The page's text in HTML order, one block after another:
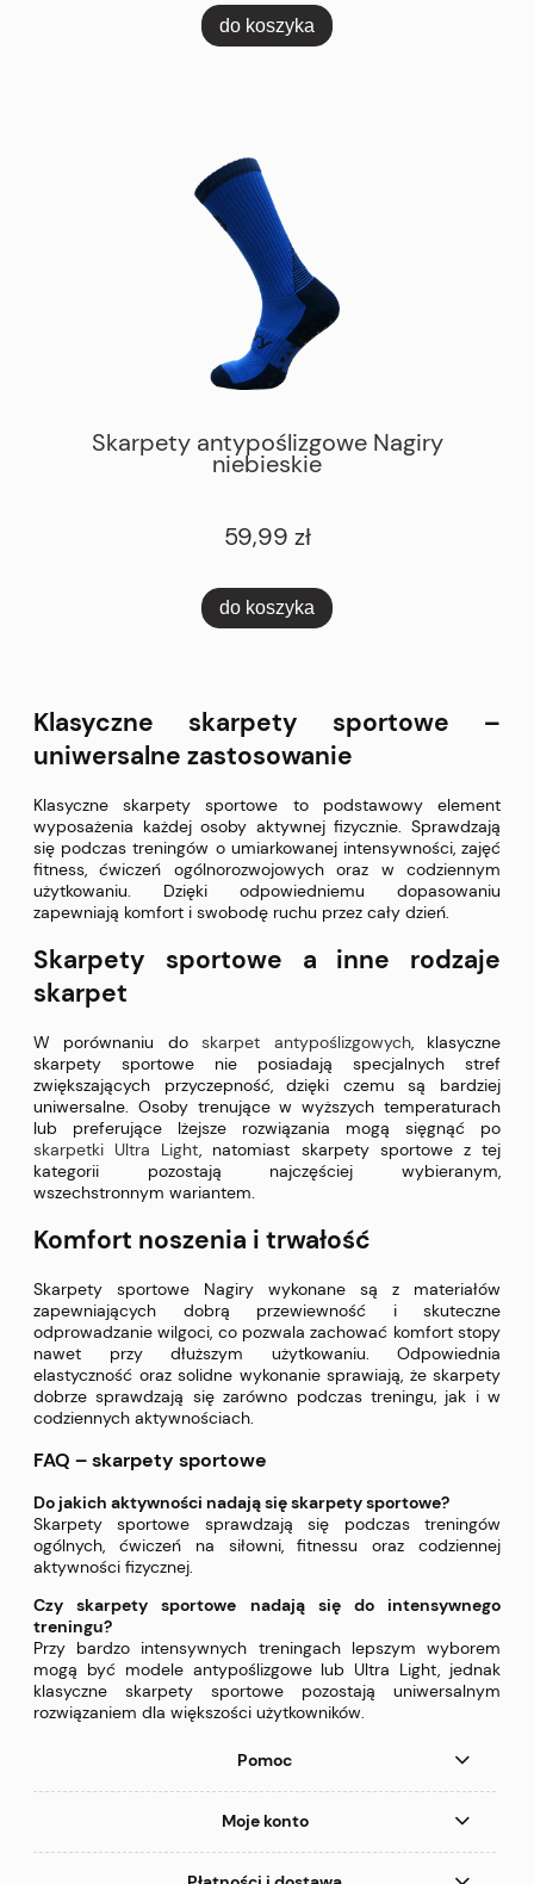
do koszyka
Skarpety antypoślizgowe Nagiry
niebieskie
59,99 zł
do koszyka
Klasyczne skarpety sportowe –
uniwersalne zastosowanie
Klasyczne skarpety sportowe to podstawowy element
wyposażenia każdej osoby aktywnej fizycznie. Sprawdzają
się podczas treningów o umiarkowanej intensywności, zajęć
fitness, ćwiczeń ogólnorozwojowych oraz w codziennym
użytkowaniu. Dzięki odpowiedniemu dopasowaniu
zapewniają komfort i swobodę ruchu przez cały dzień.
Skarpety sportowe a inne rodzaje
skarpet
W porównaniu doskarpet antypoślizgowych, klasyczne
skarpety sportowe nie posiadają specjalnych stref
zwiększających przyczepność, dzięki czemu są bardziej
uniwersalne. Osoby trenujące w wyższych temperaturach
lub preferujące lżejsze rozwiązania mogą sięgnąć po
skarpetki Ultra Light, natomiast skarpety sportowe z tej
kategorii pozostają najczęściej wybieranym,
wszechstronnym wariantem.
Komfort noszenia i trwałość
Skarpety sportowe Nagiry wykonane są z materiałów
zapewniających dobrą przewiewność i skuteczne
odprowadzanie wilgoci, co pozwala zachować komfort stopy
nawet przy dłuższym użytkowaniu. Odpowiednia
elastyczność oraz solidne wykonanie sprawiają, że skarpety
dobrze sprawdzają się zarówno podczas treningu, jak i w
codziennych aktywnościach.
FAQ – skarpety sportowe
Do jakich aktywności nadają się skarpety sportowe?
Skarpety sportowe sprawdzają się podczas treningów
ogólnych, ćwiczeń na siłowni, fitnessu oraz codziennej
aktywności fizycznej.
Czy skarpety sportowe nadają się do intensywnego
treningu?
Przy bardzo intensywnych treningach lepszym wyborem
mogą być modele antypoślizgowe lub Ultra Light, jednak
klasyczne skarpety sportowe pozostają uniwersalnym
rozwiązaniem dla większości użytkowników.
Pomoc
Moje konto